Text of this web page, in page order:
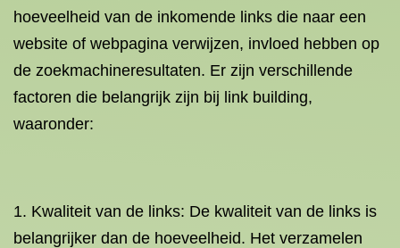
hoeveelheid van de inkomende links die naar een
website of webpagina verwijzen, invloed hebben op
de zoekmachineresultaten. Er zijn verschillende
factoren die belangrijk zijn bij link building,
waaronder:
1. Kwaliteit van de links: De kwaliteit van de links is
belangrijker dan de hoeveelheid. Het verzamelen